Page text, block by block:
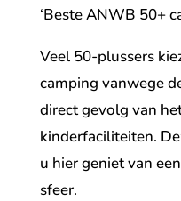
‘Beste ANWB 50+
Veel 50-plussers
camping vanwege
direct gevolg van
kinderfaciliteiten.
u hier geniet van
sfeer.